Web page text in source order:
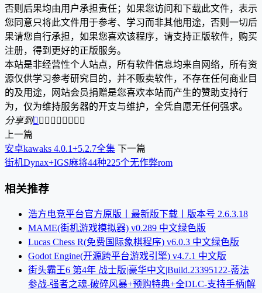
否则后果均由用户承担责任；如果您访问和下载此文件，表示
您同意只将此文件用于参考、学习而非其他用途，否则一切后
果请您自行承担，如果您喜欢该程序，请支持正版软件，购买
注册，得到更好的正版服务。
本站是非经营性个人站点，所有软件信息均来自网络，所有资
源仅供学习参考研究目的，并不贩卖软件，不存在任何商业目
的及用途，网站会员捐赠是您喜欢本站而产生的赞助支持行
为，仅为维持服务器的开支与维护，全凭自愿无任何强求。
分享到        
上一篇
安卓kawaks 4.0.1+5.2.7全集 下一篇
街机Dynax+IGS麻将44种225个无作弊rom
相关推荐
浩方电竞平台官方原版丨最新版下载丨版本号 2.6.3.18
MAME(街机游戏模拟器) v0.289 中文绿色版
Lucas Chess R(免费国际象棋程序) v6.0.3 中文绿色版
Godot Engine(开源跨平台游戏引擎) v4.7.1 中文版
街头霸王6 第4年 战士版|豪华中文|Build.23395122-蒂法
参战-强者之魂-破碎风暴+预购特典+全DLC-支持手柄|解